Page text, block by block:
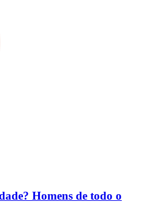
Homens de todo o